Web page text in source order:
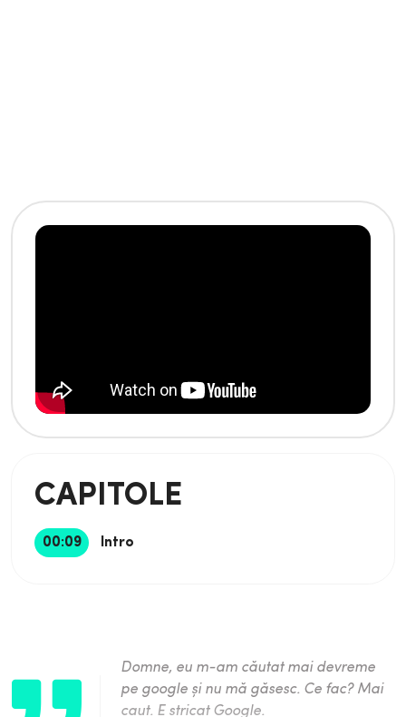
CAPITOLE
00:09 Intro
Domne, eu m-am căutat mai devreme
pe google și nu mă găsesc. Ce fac? Mai
caut. E stricat Google.